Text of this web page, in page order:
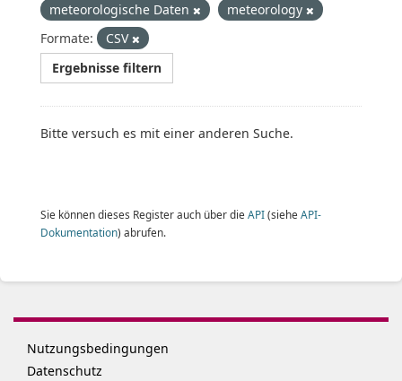
meteorologische Daten
meteorology
Formate:
CSV
Ergebnisse filtern
Bitte versuch es mit einer anderen Suche.
Sie können dieses Register auch über die API(siehe API-
Dokumentation) abrufen.
Nutzungsbedingungen
Datenschutz